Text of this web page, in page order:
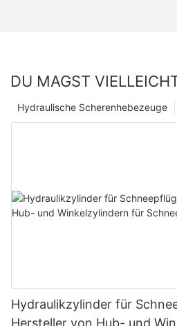
DU MAGST
Hydraulische Scherenhebezeuge
Hydraulikzylinder für
Hersteller von Hub- und